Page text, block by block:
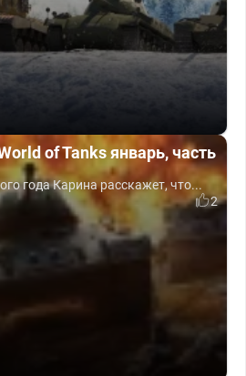
of Tanks январь, часть
года Карина расскажет, что...
2